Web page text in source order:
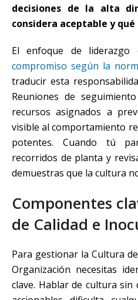
decisiones de la alta
considera aceptable y qué
El enfoque de liderazgo
compromiso según la
traducir esta
Reuniones de
recursos asignados a
visible al comportamiento
potentes. Cuando tú
recorridos de planta y
demuestras que la cultura
Componentes
de Calidad e
Para gestionar la Cultura
Organización necesitas
clave. Hablar de cultura